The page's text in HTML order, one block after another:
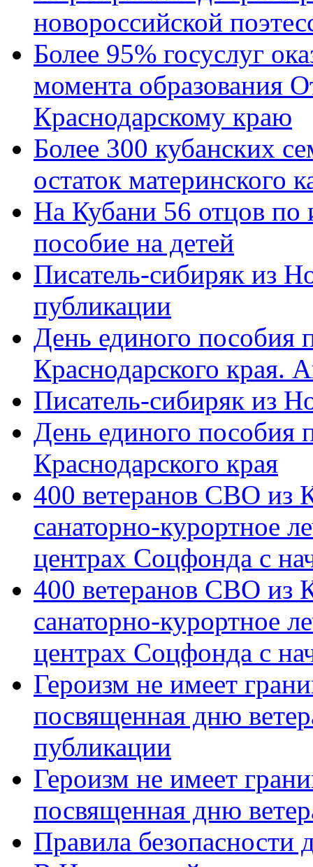
новороссийской
Более 95% госуслуг
момента образования
Краснодарскому краю
Более 300 кубанских
остаток материнского
На Кубани 56 отцов по
пособие на детей
Писатель-сибиряк из
публикации
День единого пособия
Краснодарского края.
Писатель-сибиряк из
День единого пособия
Краснодарского края
400 ветеранов СВО из
санаторно-курортное
центрах Соцфонда с
400 ветеранов СВО из
санаторно-курортное
центрах Соцфонда с
Героизм не имеет
посвященная дню
публикации
Героизм не имеет
посвященная дню
Правила безопасности